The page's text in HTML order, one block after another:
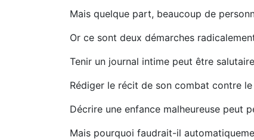
Mais quelque part, beaucoup de
Or ce sont deux démarches
Tenir un journal intime peut être
Rédiger le récit de son combat contre
Décrire une enfance malheureuse peut
Mais pourquoi faudrait-il